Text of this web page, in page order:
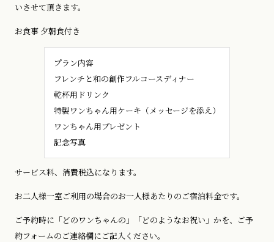
いさせて頂きます。
お食事 夕朝食付き
プラン内容
フレンチと和の創作フルコースディナー
乾杯用ドリンク
特製ワンちゃん用ケーキ（メッセージを添え）
ワンちゃん用プレゼント
記念写真
サービス料、消費税込になります。
お二人様一室ご利用の場合のお一人様あたりのご宿泊料金です。
ご予約時に「どのワンちゃんの」「どのようなお祝い」かを、ご予
約フォームのご連絡欄にご記入ください。